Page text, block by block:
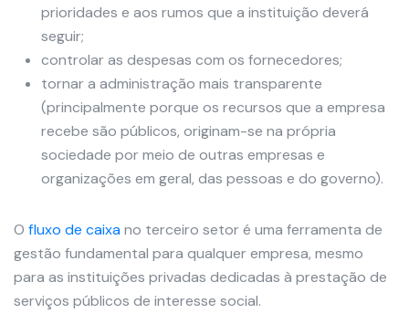
prioridades e aos rumos que a instituição deverá
seguir;
controlar as despesas com os fornecedores;
tornar a administração mais transparente
(principalmente porque os recursos que a empresa
recebe são públicos, originam-se na própria
sociedade por meio de outras empresas e
organizações em geral, das pessoas e do governo).
O fluxo de caixano terceiro setor é uma ferramenta de
gestão fundamental para qualquer empresa, mesmo
para as instituições privadas dedicadas à prestação de
serviços públicos de interesse social.